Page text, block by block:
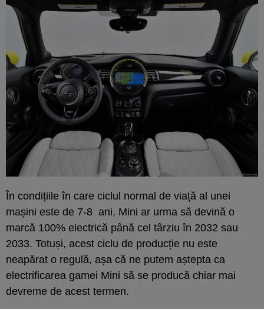
În condițiile în care ciclul normal de viață al unei
mașini este de 7-8 ani, Mini ar urma să devină o
marcă 100% electrică până cel târziu în 2032 sau
2033. Totuși, acest ciclu de producție nu este
neapărat o regulă, așa că ne putem aștepta ca
electrificarea gamei Mini să se producă chiar mai
devreme de acest termen.